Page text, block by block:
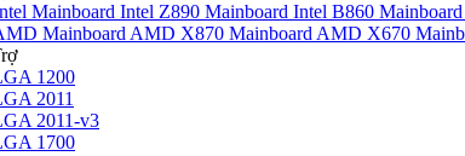
Mainboard Intel Z890 Mainboard Intel B860
Mainboard AMD X870 Mainboard AMD X670
1200
2011
2011-v3
1700